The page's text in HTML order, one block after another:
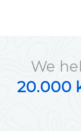
We
20.000